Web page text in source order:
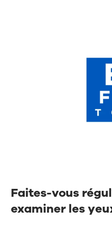
Faites-vous
examiner les